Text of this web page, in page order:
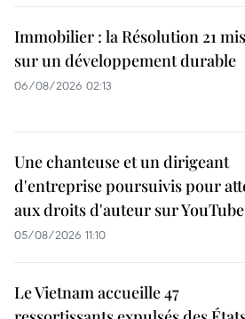
Immobilier : la Résolution 21
sur un développement durable
06/08/2026 02:13
Une chanteuse et un dirigeant
d'entreprise poursuivis pour
aux droits d'auteur sur YouTube
05/08/2026 11:10
Le Vietnam accueille 47